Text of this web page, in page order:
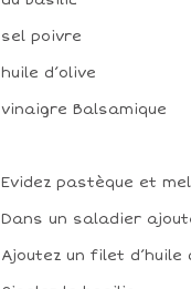
sel poivre
huile d’olive
vinaigre Balsamique
Evidez pastèque et
Dans un saladier
Ajoutez un filet d’huile